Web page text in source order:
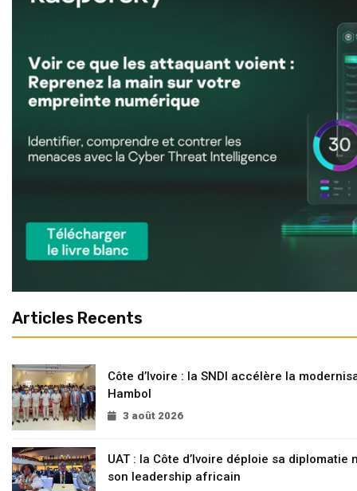
Articles Recents
Côte d’Ivoire : la SNDI accélère la
Hambol
3 août 2026
UAT : la Côte d’Ivoire déploie sa
son leadership africain